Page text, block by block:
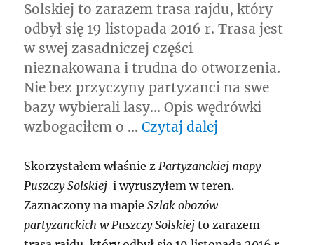
Solskiej to zarazem trasa rajdu, który
odbył się 19 listopada 2016 r. Trasa jest
w swej zasadniczej części
nieznakowana i trudna do otworzenia.
Nie bez przyczyny partyzanci na swe
bazy wybierali lasy… Opis wędrówki
wzbogaciłem o …Czytaj dalej
Skorzystałem właśnie zPartyzanckiej mapy
Puszczy Solskiej i wyruszyłem w teren.
Zaznaczony na mapieSzlak obozów
partyzanckich w Puszczy Solskiej to zarazem